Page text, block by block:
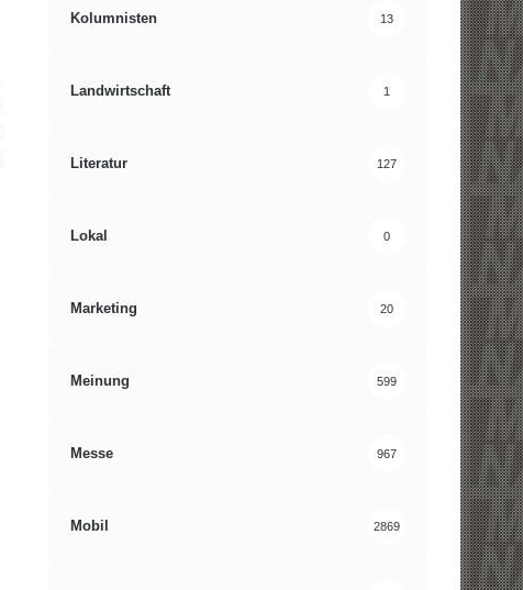
Kolumnisten 13
Landwirtschaft 1
Literatur 127
Lokal 0
Marketing 20
Meinung 599
Messe 967
Mobil 2869